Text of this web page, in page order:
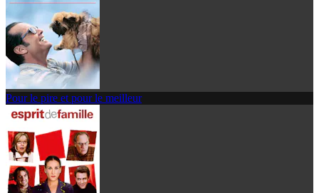
Pour le pire et pour le meilleur